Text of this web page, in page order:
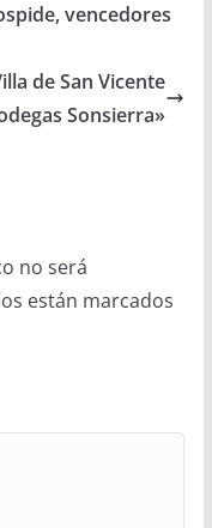
vencedores
de San Vicente
Sonsierra»
no será
están marcados